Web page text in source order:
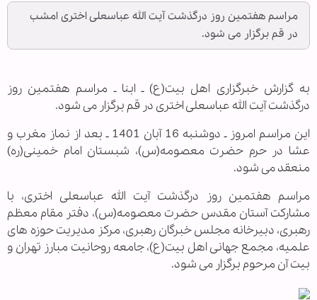
مراسم هفتمین روز درگذشت آیت الله عباسعلی اختری امشب
در قم برگزار می شود.
به گزارش خبرگزاری اهل بیت(ع) ـ ابنا ـ مراسم هفتمین روز
درگذشت آیت الله عباسعلی اختری در قم برگزار می شود.
این مراسم امروز ـ دوشنبه 16 آبان 1401 ـ بعد از نماز مغرب و
عشا در حرم حضرت معصومه(س)، شبستان امام خمینی(ره)
منعقد می شود.
مراسم هفتمین روز درگذشت آیت الله عباسعلی اختری، با
مشارکت آستان مقدس حضرت معصومه(س)، دفتر مقام معظم
رهبری، دبیرخانه مجلس خبرگان رهبری، مرکز مدیریت حوزه های
علمیه، مجمع جهانی اهل بیت(ع)، جامعه روحانیت مبارز تهران و
بیت آن مرحوم برگزار می شود.